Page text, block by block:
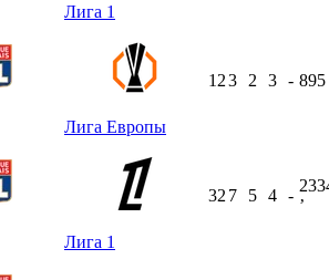
Лига 1
Лига Европы
123 2 3 - 895
Лига 1
32 7 5 4 -
ʼ